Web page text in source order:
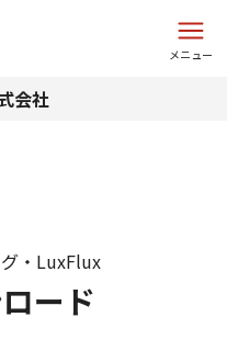
メニュー
会社
ード
・LuxFlux